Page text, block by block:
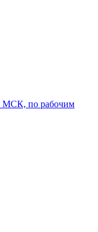
МСК, по рабочим